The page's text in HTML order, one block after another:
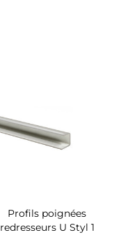
Profils poignées
redresseurs U Styl 1